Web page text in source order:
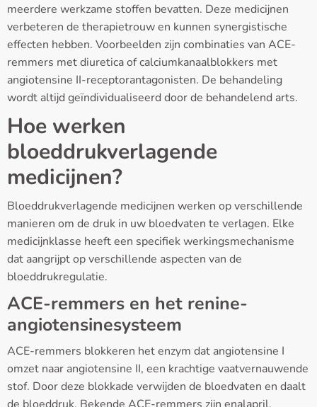
meerdere werkzame stoffen bevatten. Deze medicijnen
verbeteren de therapietrouw en kunnen synergistische
effecten hebben. Voorbeelden zijn combinaties van ACE-
remmers met diuretica of calciumkanaalblokkers met
angiotensine II-receptorantagonisten. De behandeling
wordt altijd geïndividualiseerd door de behandelend arts.
Hoe werken
bloeddrukverlagende
medicijnen?
Bloeddrukverlagende medicijnen werken op verschillende
manieren om de druk in uw bloedvaten te verlagen. Elke
medicijnklasse heeft een specifiek werkingsmechanisme
dat aangrijpt op verschillende aspecten van de
bloeddrukregulatie.
ACE-remmers en het renine-
angiotensinesysteem
ACE-remmers blokkeren het enzym dat angiotensine I
omzet naar angiotensine II, een krachtige vaatvernauwende
stof. Door deze blokkade verwijden de bloedvaten en daalt
de bloeddruk. Bekende ACE-remmers zijn enalapril,